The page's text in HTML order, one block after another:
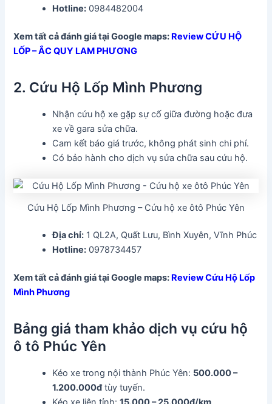
Hotline: 0984482004
Xem tất cả đánh giá tại Google maps: Review CỨU HỘ
LỐP – ẮC QUY LAM PHƯƠNG
2. Cứu Hộ Lốp Mình Phương
Nhận cứu hộ xe gặp sự cố giữa đường hoặc đưa
xe về gara sửa chữa.
Cam kết báo giá trước, không phát sinh chi phí.
Có bảo hành cho dịch vụ sửa chữa sau cứu hộ.
Cứu Hộ Lốp Mình Phương – Cứu hộ xe ôtô Phúc Yên
Địa chỉ: 1 QL2A, Quất Lưu, Bình Xuyên, Vĩnh Phúc
Hotline: 0978734457
Xem tất cả đánh giá tại Google maps: Review Cứu Hộ Lốp
Mình Phương
Bảng giá tham khảo dịch vụ cứu hộ
ô tô Phúc Yên
Kéo xe trong nội thành Phúc Yên: 500.000 –
1.200.000đtùy tuyến.